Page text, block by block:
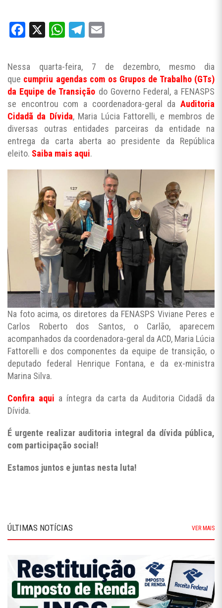
Facebook
X WhatsApp
Telegram
Nessa quarta-feira, 7 de dezembro, mesmo dia
que cumpriu agendas com os Grupos de Trabalho (GTs)
da Equipe de Transição do Governo Federal, a FENASPS
se encontrou com a coordenadora-geral da Auditoria
Cidadã da Dívida, Maria Lúcia Fattorelli, e membros de
diversas outras entidades parceiras da entidade na
entrega da carta aberta ao presidente da República
eleito. Saiba mais aqui.
Na foto acima, os diretores da FENASPS Viviane Peres e
Carlos Roberto dos Santos, o Carlão, aparecem
acompanhados da coordenadora-geral da ACD, Maria Lúcia
Fattorelli e dos componentes da equipe de transição, o
deputado federal Henrique Fontana, e da ex-ministra
Marina Silva.
Confira aqui a íntegra da carta da Auditoria Cidadã da
Dívida.
É urgente realizar auditoria integral da dívida pública,
com participação social!
Estamos juntos e juntas nesta luta!
ÚLTIMAS NOTÍCIAS VER MAIS